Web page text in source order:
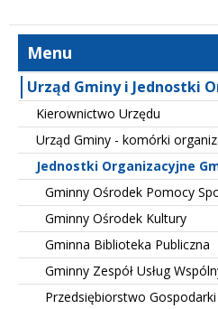
Menu
Urząd Gminy i Jednostki
Kierownictwo Urzędu
Urząd Gminy - komórki
Jednostki Organizacyjne
Gminny Ośrodek Pomocy
Gminny Ośrodek Kultury
Gminna Biblioteka Publiczna
Gminny Zespół Usług
Przedsiębiorstwo